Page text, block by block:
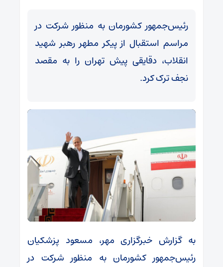
رئیس‌جمهور کشورمان به منظور شرکت در
مراسم استقبال از پیکر مطهر رهبر شهید
انقلاب، دقایقی پیش تهران را به مقصد
نجف ترک کرد.
به گزارش خبرگزاری مهر، مسعود پزشکیان
رئیس‌جمهور کشورمان به منظور شرکت در